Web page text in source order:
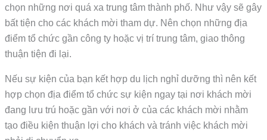
chọn những nơi quá xa trung tâm thành phố. Như vậy sẽ gây
bất tiện cho các khách mời tham dự. Nên chọn những địa
điểm tổ chức gần công ty hoặc vị trí trung tâm, giao thông
thuận tiện đi lại.
Nếu sự kiện của bạn kết hợp du lịch nghỉ dưỡng thì nên kết
hợp chọn địa điểm tổ chức sự kiện ngay tại nơi khách mời
đang lưu trú hoặc gần với nơi ở của các khách mời nhằm
tạo điều kiện thuận lợi cho khách và tránh việc khách mời